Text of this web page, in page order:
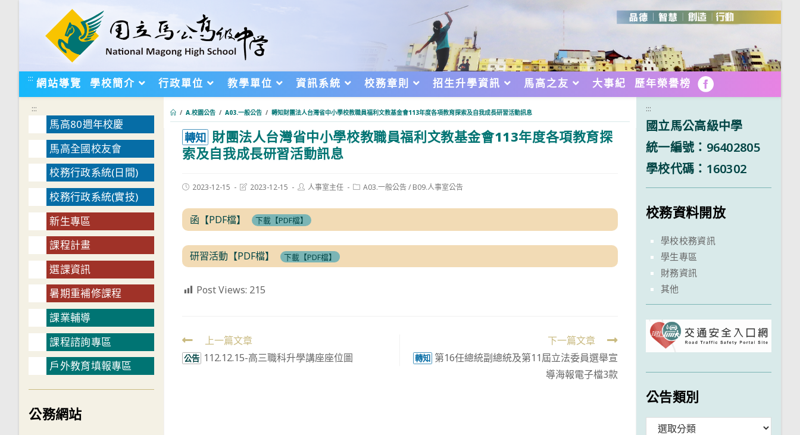
::: 網站導覽 學校簡介 行政單位 教學單位 資訊系統 校務章則 招生升學資訊 馬高之友 大事紀 歷年榮譽榜 FB
/ A.校園公告 / A03.一般公告 / 轉知財團法人台灣省中小學校教職員福利文教基金會113年度各項教育探索及自我成長研習活動訊息
轉知 財團法人台灣省中小學校教職員福利文教基金會113年度各項教育探
索及自我成長研習活動訊息
Post2023-12-15
Post2023-12-15
Post人事室主任
PostA03.一般公告/ B09.人事室公告
函【PDF檔】 下載【PDF檔】
研習活動【PDF檔】 下載【PDF檔】
Post Views: 215
Read
more
上一篇文章
公告 112.12.15-高三職科升學講座座位圖
下一篇文章
轉知 第16任總統副總統及第11屆立法委員選舉宣
導海報電子檔3款
:::
馬高80週年校慶
馬高全國校友會
校務行政系統(日間)
校務行政系統(實技)
新生專區
課程計畫
選課資訊
暑期重補修課程
課業輔導
課程諮詢專區
戶外教育填報專區
公務網站
:::
國立馬公高級中學
統一編號：96402805
學校代碼：160302
校務資料開放
學校校務資訊
學生專區
財務資訊
其他
公告類別